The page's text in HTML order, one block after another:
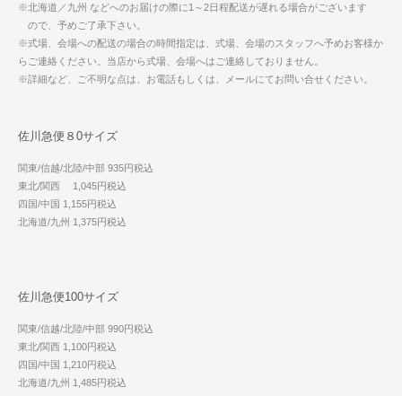
※北海道／九州 などへのお届けの際に1～2日程配送が遅れる場合がございます
ので、予めご了承下さい。
※式場、会場への配送の場合の時間指定は、式場、会場のスタッフへ予めお客様か
らご連絡ください。当店から式場、会場へはご連絡しておりません。
※詳細など、ご不明な点は、お電話もしくは、メールにてお問い合せください。
佐川急便８0サイズ
関東/信越/北陸/中部 935円税込
東北/関西 1,045円税込
四国/中国 1,155円税込
北海道/九州 1,375円税込
佐川急便100サイズ
関東/信越/北陸/中部 990円税込
東北/関西 1,100円税込
四国/中国 1,210円税込
北海道/九州 1,485円税込